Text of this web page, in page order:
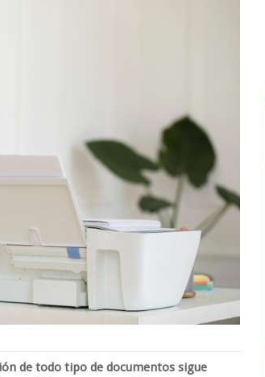
de todo tipo de documentos sigue